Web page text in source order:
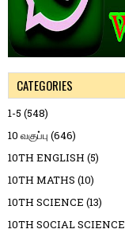
CATEGORIES
1-5 (548)
10 வகுப்பு (646)
10TH ENGLISH (5)
10TH MATHS (10)
10TH SCIENCE (13)
10TH SOCIAL SCIENCE